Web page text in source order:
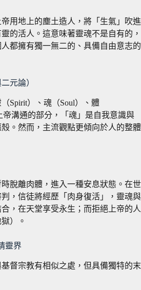
用地上的塵土造人，將「生氣」吹進
的活人。這意味著靈魂不是自有的，
都擁有獨一無二的、具備自由意志的
元論）
Spirit）、魂（Soul）、體
帝溝通的部分，「魂」是自我意識與
。然而，主流觀點更傾向於人的整體
脫離肉體，進入一種安息狀態。在世
，信徒將經歷「肉身復活」，靈魂與
，在天堂享受永生；而拒絕上帝的人
）。
靈界
督宗教有相似之處，但具備獨特的末